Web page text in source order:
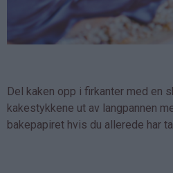
Del kaken opp i firkanter med en
kakestykkene ut av langpannen
bakepapiret hvis du allerede har